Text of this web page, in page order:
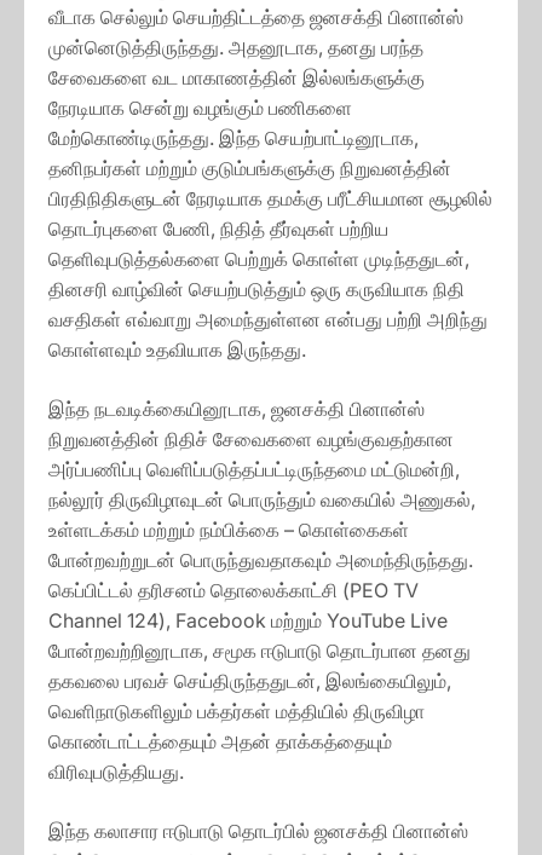
வீடாக செல்லும் செயற்திட்டத்தை ஜனசக்தி பினான்ஸ்
முன்னெடுத்திருந்தது. அதனூடாக, தனது பரந்த
சேவைகளை வட மாகாணத்தின் இல்லங்களுக்கு
நேரடியாக சென்று வழங்கும் பணிகளை
மேற்கொண்டிருந்தது. இந்த செயற்பாட்டினூடாக,
தனிநபர்கள் மற்றும் குடும்பங்களுக்கு நிறுவனத்தின்
பிரதிநிதிகளுடன் நேரடியாக தமக்கு பரீட்சியமான சூழலில்
தொடர்புகளை பேணி, நிதித் தீர்வுகள் பற்றிய
தெளிவுபடுத்தல்களை பெற்றுக் கொள்ள முடிந்ததுடன்,
தினசரி வாழ்வின் செயற்படுத்தும் ஒரு கருவியாக நிதி
வசதிகள் எவ்வாறு அமைந்துள்ளன என்பது பற்றி அறிந்து
கொள்ளவும் உதவியாக இருந்தது.
இந்த நடவடிக்கையினூடாக, ஜனசக்தி பினான்ஸ்
நிறுவனத்தின் நிதிச் சேவைகளை வழங்குவதற்கான
அர்ப்பணிப்பு வெளிப்படுத்தப்பட்டிருந்தமை மட்டுமன்றி,
நல்லூர் திருவிழாவுடன் பொருந்தும் வகையில் அணுகல்,
உள்ளடக்கம் மற்றும் நம்பிக்கை – கொள்கைகள்
போன்றவற்றுடன் பொருந்துவதாகவும் அமைந்திருந்தது.
கெப்பிட்டல் தரிசனம் தொலைக்காட்சி (PEO TV
Channel 124), Facebook மற்றும் YouTube Live
போன்றவற்றினூடாக, சமூக ஈடுபாடு தொடர்பான தனது
தகவலை பரவச் செய்திருந்ததுடன், இலங்கையிலும்,
வெளிநாடுகளிலும் பக்தர்கள் மத்தியில் திருவிழா
கொண்டாட்டத்தையும் அதன் தாக்கத்தையும்
விரிவுபடுத்தியது.
இந்த கலாசார ஈடுபாடு தொடர்பில் ஜனசக்தி பினான்ஸ்